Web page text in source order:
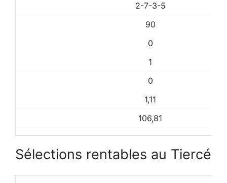
2-7-3-5
90
0
1
0
1,11
106,81
Sélections rentables au Tiercé